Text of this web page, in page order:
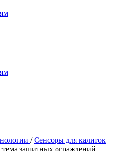
/Сенсоры для калиток
защитных ограждений